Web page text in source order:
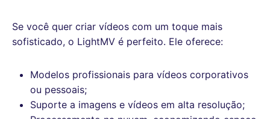
Se você quer criar vídeos com um toque mais
sofisticado, o LightMV é perfeito. Ele oferece:
Modelos profissionais para vídeos corporativos
ou pessoais;
Suporte a imagens e vídeos em alta resolução;